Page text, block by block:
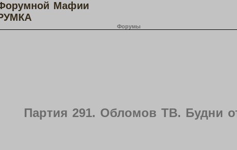
Мафии
Форумы
Партия 291. Обломов ТВ. Будни